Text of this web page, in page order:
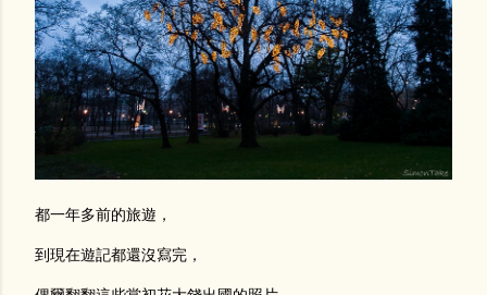
都一年多前的旅遊，
到現在遊記都還沒寫完，